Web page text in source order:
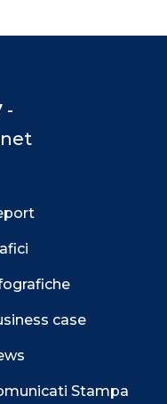
-
case
Stampa